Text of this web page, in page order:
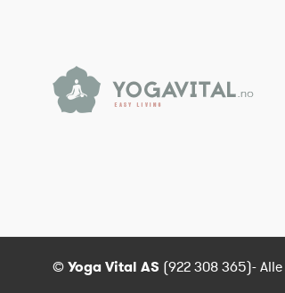
©Yoga Vital AS (922 308 365)-